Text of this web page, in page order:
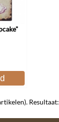
Resultaat: